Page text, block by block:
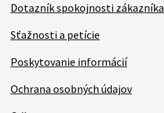
Dotazník spokojnosti zákazníka
Sťažnosti a petície
Poskytovanie informácií
Ochrana osobných údajov